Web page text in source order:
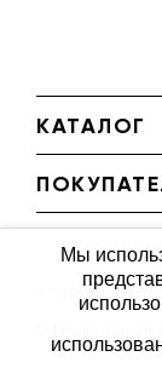
КАТАЛОГ
студия ''КИТ''
Мы